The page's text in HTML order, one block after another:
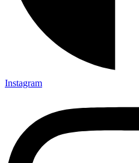
Instagram